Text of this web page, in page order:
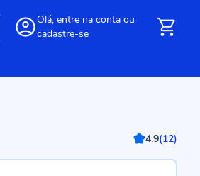
Olá, entre na conta ou
cadastre-se
4.9(12)